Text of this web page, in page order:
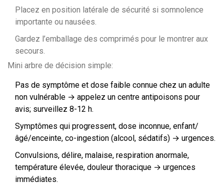
Placez en position latérale de sécurité si somnolence
importante ou nausées.
Gardez l’emballage des comprimés pour le montrer aux
secours.
Mini arbre de décision simple:
Pas de symptôme et dose faible connue chez un adulte
non vulnérable → appelez un centre antipoisons pour
avis; surveillez 8-12 h.
Symptômes qui progressent, dose inconnue, enfant/
âgé/enceinte, co-ingestion (alcool, sédatifs) → urgences.
Convulsions, délire, malaise, respiration anormale,
température élevée, douleur thoracique → urgences
immédiates.